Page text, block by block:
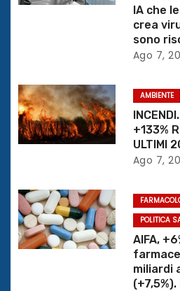
e
a
r
i
c
o
IA che
crea
sono
Ago 7,
AMBIENTE
+133%
ULTIMI
Ago 7,
POLITICA
AIFA,
miliardi